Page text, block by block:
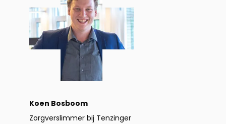
Koen Bosboom
Zorgverslimmer bij Tenzinger
op